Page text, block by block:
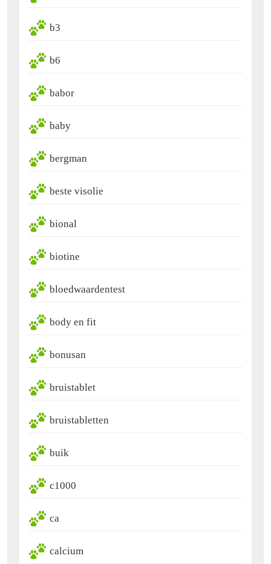
b3
b6
babor
baby
bergman
beste visolie
bional
biotine
bloedwaardentest
body en fit
bonusan
bruistablet
bruistabletten
buik
c1000
ca
calcium